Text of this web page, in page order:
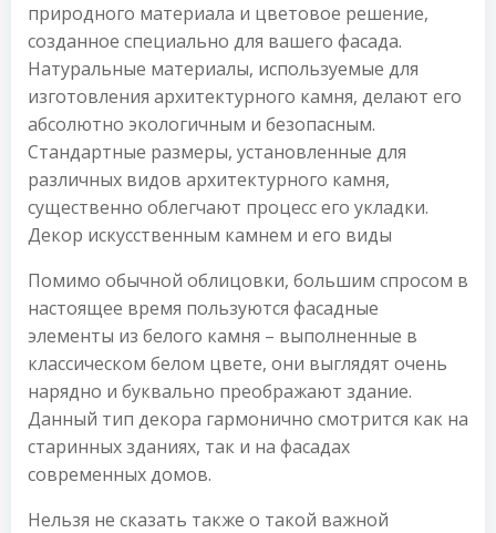
природного материала и цветовое решение,
созданное специально для вашего фасада.
Натуральные материалы, используемые для
изготовления архитектурного камня, делают его
абсолютно экологичным и безопасным.
Стандартные размеры, установленные для
различных видов архитектурного камня,
существенно облегчают процесс его укладки.
Декор искусственным камнем и его виды
Помимо обычной облицовки, большим спросом в
настоящее время пользуются фасадные
элементы из белого камня – выполненные в
классическом белом цвете, они выглядят очень
нарядно и буквально преображают здание.
Данный тип декора гармонично смотрится как на
старинных зданиях, так и на фасадах
современных домов.
Нельзя не сказать также о такой важной